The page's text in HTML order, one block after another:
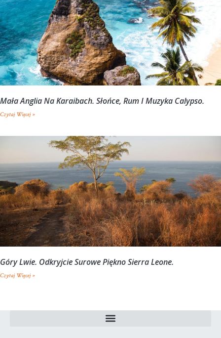
Mała Anglia Na Karaibach. Słońce, Rum I Muzyka Calypso.
Czytaj Więcej »
Góry Lwie. Odkryjcie Surowe Piękno Sierra Leone.
Czytaj Więcej »